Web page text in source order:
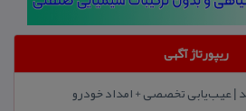
ریپورتاژ آگهی
| عیب‌یابی تخصصی + امداد خودرو